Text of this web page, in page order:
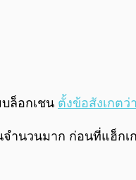
ล็อกเชน ตั้งข้อสังเกตว่า
ำนวนมาก ก่อนที่แฮ็ก